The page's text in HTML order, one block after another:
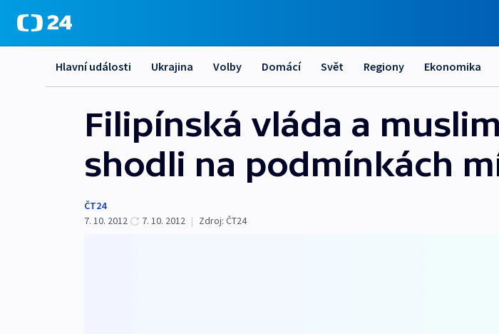
Hlavní události Ukrajina Volby Domácí Svět Regiony Ekonomika
Filipínská vláda a
shodli na podmínkách
ČT24
7. 10. 2012
7. 10. 2012 | Zdroj: ČT24